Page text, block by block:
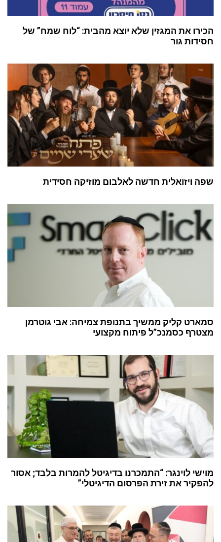
הכירו את המגזין שלא יוצא מהבית: “לוח שמח” של
חסידות גור
שפה ויזואלית חדשה לאלבום מוזיקה חסידית
סמארט קליק ממשיך בתנופת צמיחה: אבי גוטרמן
מצטרף כסמנכ”ל פיתוח מקצועי
מוישי לוינגר: “התמכרנו בדיגיטל להמרות בלבד; אסור
להפקיר את זירת הפרסום הדיגיטלי”